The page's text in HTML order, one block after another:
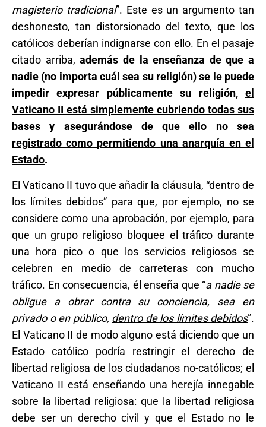
magisterio tradicional”. Este es un argumento tan
deshonesto, tan distorsionado del texto, que los
católicos deberían indignarse con ello. En el pasaje
citado arriba,además de la enseñanza de que a
nadie (no importa cuál sea su religión) se le puede
impedir expresar públicamente su religión, el
Vaticano II está simplemente cubriendo todas sus
bases y asegurándose de que ello no sea
registrado como permitiendo una anarquía en el
Estado.
El Vaticano II tuvo que añadir la cláusula, “dentro de
los límites debidos” para que, por ejemplo, no se
considere como una aprobación, por ejemplo, para
que un grupo religioso bloquee el tráfico durante
una hora pico o que los servicios religiosos se
celebren en medio de carreteras con mucho
tráfico. En consecuencia, él enseña que “a nadie se
obligue a obrar contra su conciencia, sea en
privado o en público, dentro de los límites debidos”.
El Vaticano II de modo alguno está diciendo que un
Estado católico podría restringir el derecho de
libertad religiosa de los ciudadanos no-católicos; el
Vaticano II está enseñando una herejía innegable
sobre la libertad religiosa: que la libertad religiosa
debe ser un derecho civil y que el Estado no le